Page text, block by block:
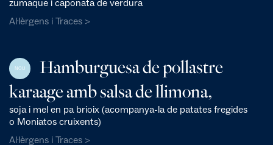
zumaque i caponata de verdura
Al·lèrgens i Traces >
NOU
Hamburguesa de pollastre
karaage amb salsa de llimona,
soja i mel en pa brioix (acompanya-la de patates fregides
o Moniatos cruixents)
Al·lèrgens i Traces >